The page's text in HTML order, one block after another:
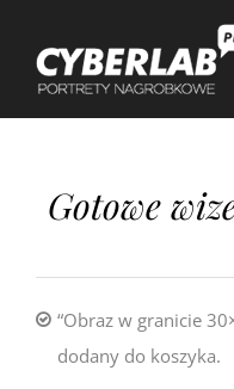
Gotowe
“Obraz w granicie
dodany do koszyka.